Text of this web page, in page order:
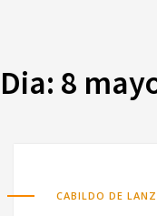
Dia: 8
CABILDO DE